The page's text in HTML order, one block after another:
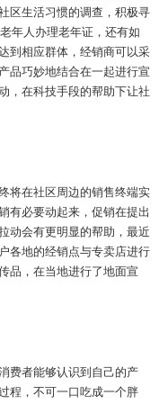
区生活习惯的调查，积极寻
年人办理老年证，还有如
到相应群体，经销商可以采
品巧妙地结合在一起进行宣
，在科技手段的帮助下让社
将在社区周边的销售终端实
有必要动起来，促销在提出
动会有更明显的帮助，最近
各地的经销点与专卖店进行
品，在当地进行了地面宣
费者能够认识到自己的产
程，不可一口吃成一个胖